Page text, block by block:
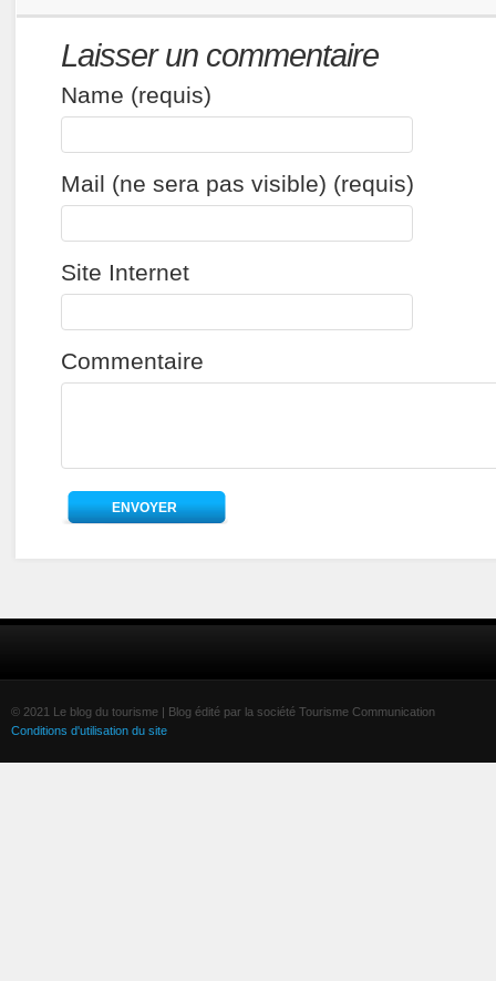
Laisser un commentaire
Name (requis)
Mail (ne sera pas visible) (requis)
Site Internet
Commentaire
© 2021 Le blog du tourisme | Blog édité par la société Tourisme Communication
Conditions d'utilisation du site